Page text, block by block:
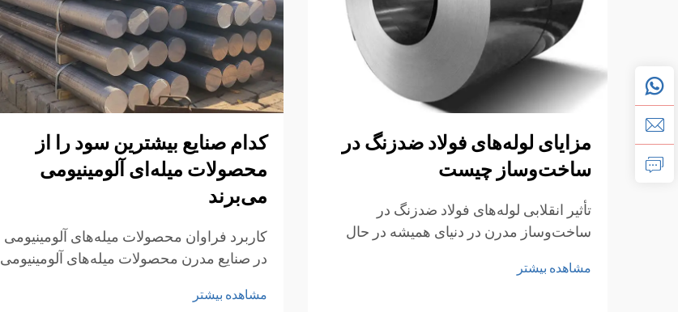
مزایای لوله‌های فولاد ضدزنگ در
ساخت‌وساز چیست
تأثیر انقلابی لوله‌های فولاد ضدزنگ در
ساخت‌وساز مدرن در دنیای همیشه در حال
ضدزنگ به عنوان ماده‌ای اساسی ظهور
مشاهده بیشتر
کدام صنایع بیشترین سود را از
محصولات میله‌ای آلومینیومی
می‌برند
کاربرد فراوان محصولات میله‌های آلومینیومی
در صنایع مدرن محصولات میله‌های آلومینیومی
سبکی و مقاومت در برابر خوردگی، در صنایع
مشاهده بیشتر